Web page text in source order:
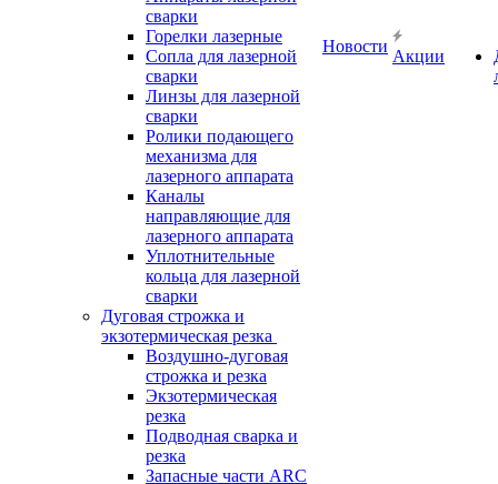
сварки
Горелки лазерные
Сопла для лазерной
сварки
Линзы для лазерной
сварки
Ролики подающего
механизма для
лазерного аппарата
Каналы
направляющие для
лазерного аппарата
Уплотнительные
кольца для лазерной
сварки
Дуговая строжка и
экзотермическая резка
Воздушно-дуговая
строжка и резка
Экзотермическая
резка
Подводная сварка и
резка
Запасные части ARC
Новости
Акции